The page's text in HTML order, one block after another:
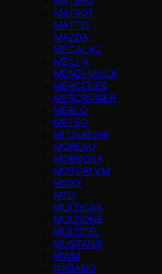
MATROT
MATTEI
MAZDA
MECALAC
MEILI-V
MENZI-MUCK
MERCEDES
MERCRUISER
MERLO
METSO
MITSUBISHI
MOREAU
MOROOKA
MOTORI VM
MOXY
MTU
MULTICAR
MULTIONE
MULTITEL
MUSTANG
MWM
NAGANO